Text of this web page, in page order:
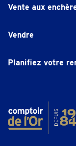
Vente aux
Vendre
Planifiez votre